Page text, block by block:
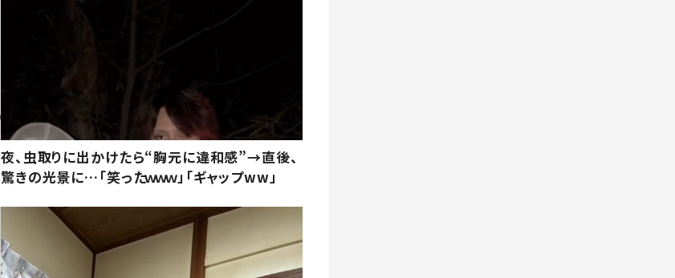
夜、虫取りに出かけたら“胸元に違和感”→直後、
驚きの光景に…「笑ったｗｗｗ」「ギャップww」